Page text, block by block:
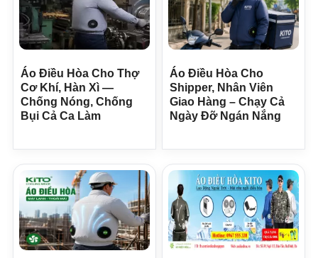
Áo Điều Hòa Cho Thợ
Cơ Khí, Hàn Xì —
Chống Nóng, Chống
Bụi Cả Ca Làm
Áo Điều Hòa Cho
Shipper, Nhân Viên
Giao Hàng – Chạy Cả
Ngày Đỡ Ngán Nắng